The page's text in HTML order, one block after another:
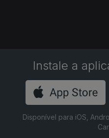
Instale a
Disponível para iOS,